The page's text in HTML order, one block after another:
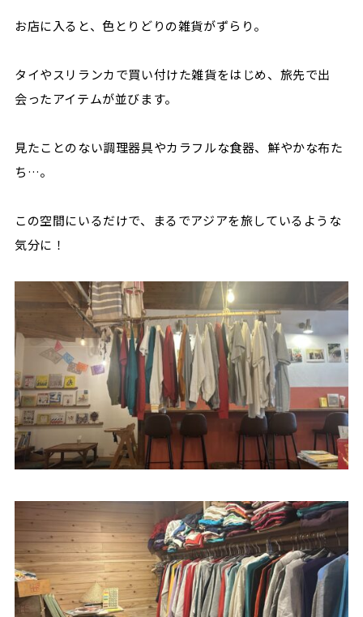
お店に入ると、色とりどりの雑貨がずらり。
タイやスリランカで買い付けた雑貨をはじめ、旅先で出
会ったアイテムが並びます。
見たことのない調理器具やカラフルな食器、鮮やかな布た
ち…。
この空間にいるだけで、まるでアジアを旅しているような
気分に！